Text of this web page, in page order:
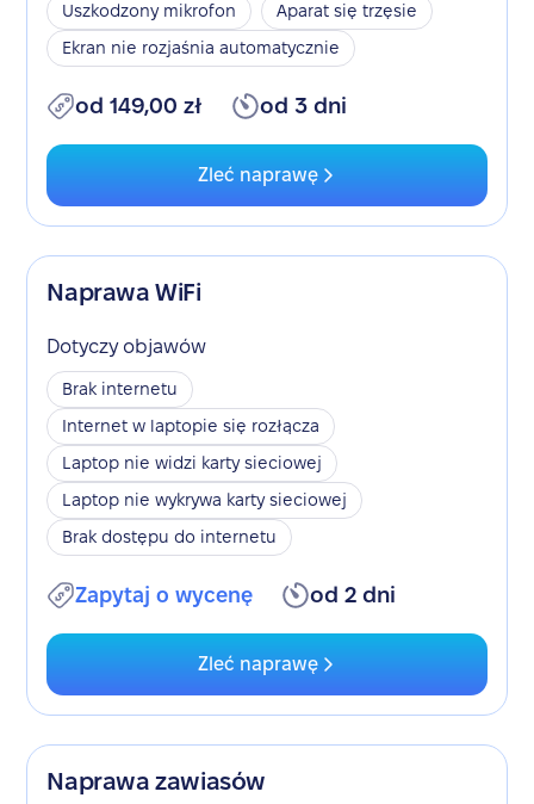
Uszkodzony mikrofon
Aparat się trzęsie
Ekran nie rozjaśnia automatycznie
od 149,00 zł od 3 dni
Zleć naprawę
Naprawa WiFi
Dotyczy objawów
Brak internetu
Internet w laptopie się rozłącza
Laptop nie widzi karty sieciowej
Laptop nie wykrywa karty sieciowej
Brak dostępu do internetu
Zapytaj o wycenę od 2 dni
Zleć naprawę
Naprawa zawiasów